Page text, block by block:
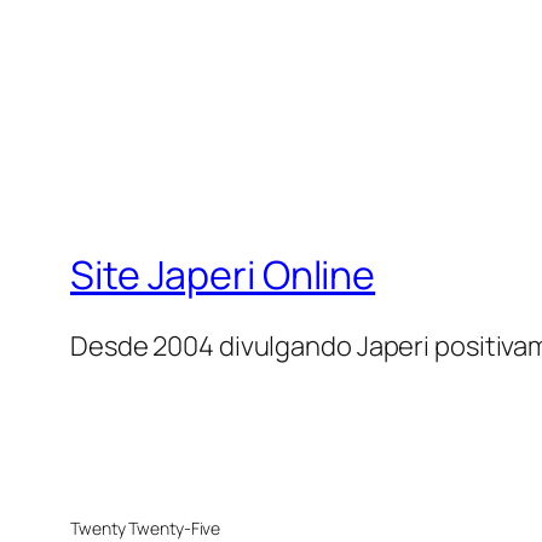
Site Japeri Online
Desde 2004 divulgando Japeri
Twenty Twenty-Five